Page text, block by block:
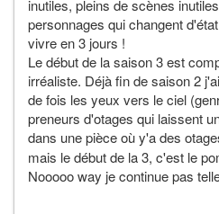
inutiles, pleins de scènes
personnages qui changent
vivre en 3 jours !
Le début de la saison 3 est
irréaliste. Déjà fin de saison 2
de fois les yeux vers le ciel
preneurs d'otages qui laissent
dans une pièce où y'a des
mais le début de la 3, c'est le
Nooooo way je continue pas